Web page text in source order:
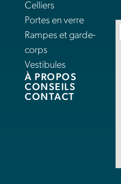
Celliers
Portes en verre
Rampes et garde-
corps
Vestibules
À PROPOS
CONSEILS
CONTACT